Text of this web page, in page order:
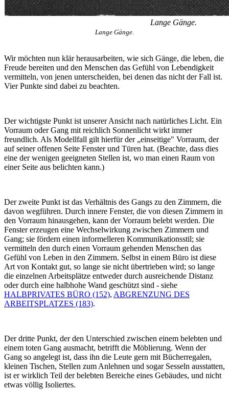
Lange Gänge.
Lange Gänge.
Wir möchten nun klär herausarbeiten, wie sich Gänge, die leben, die
Freude bereiten und den Menschen das Gefühl von Lebendigkeit
vermitteln, von jenen unterscheiden, bei denen das nicht der Fall ist.
Vier Punkte sind dabei zu beachten.
Der wichtigste Punkt ist unserer Ansicht nach natürliches Licht. Ein
Vorraum oder Gang mit reichlich Sonnenlicht wirkt immer
freundlich. Als Modellfall gilt hierfür der „einseitige" Vorraum, der
auf seiner offenen Seite Fenster und Türen hat. (Beachte, dass dies
eine der wenigen geeigneten Stellen ist, wo man einen Raum von
einer Seite aus belichten kann.)
Der zweite Punkt ist das Verhältnis des Gangs zu den Zimmern, die
davon wegführen. Durch innere Fenster, die von diesen Zimmern in
den Vorraum hinausgehen, kann der Vorraum belebt werden. Die
Fenster erzeugen eine Wechselwirkung zwischen Zimmern und
Gang; sie fördern einen informelleren Kommunikationsstil; sie
vermitteln den durch einen Vorraum gehenden Menschen das
Gefühl von Leben in den Zimmern. Selbst in einem Büro ist diese
Art von Kontakt gut, so lange sie nicht übertrieben wird; so lange
die einzelnen Arbeitsplätze entweder durch ausreichende Distanz
oder durch eine halbhohe Wand geschützt sind - siehe
HALBPRIVATES BÜRO (152), ABGRENZUNG DES
ARBEITSPLATZES (183).
Der dritte Punkt, der den Unterschied zwischen einem belebten und
einem toten Gang ausmacht, betrifft die Möblierung. Wenn der
Gang so angelegt ist, dass ihn die Leute gern mit Bücherregalen,
kleinen Tischen, Stellen zum Anlehnen und sogar Sesseln ausstatten,
ist er wirklich Teil der belebten Bereiche eines Gebäudes, und nicht
etwas völlig Isoliertes.